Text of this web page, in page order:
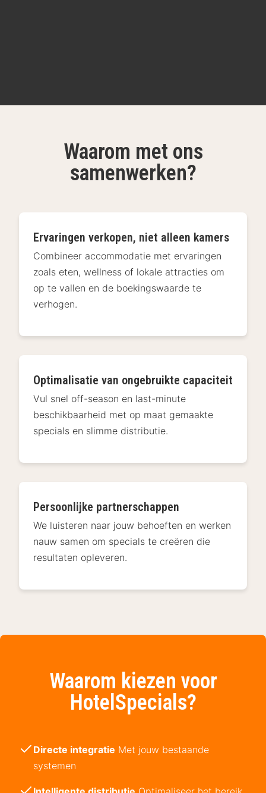
Waarom met ons
samenwerken?
Ervaringen verkopen, niet alleen kamers
Combineer accommodatie met ervaringen
zoals eten, wellness of lokale attracties om
op te vallen en de boekingswaarde te
verhogen.
Optimalisatie van ongebruikte capaciteit
Vul snel off-season en last-minute
beschikbaarheid met op maat gemaakte
specials en slimme distributie.
Persoonlijke partnerschappen
We luisteren naar jouw behoeften en werken
nauw samen om specials te creëren die
resultaten opleveren.
Waarom kiezen voor
HotelSpecials?
Directe integratie Met jouw bestaande
systemen